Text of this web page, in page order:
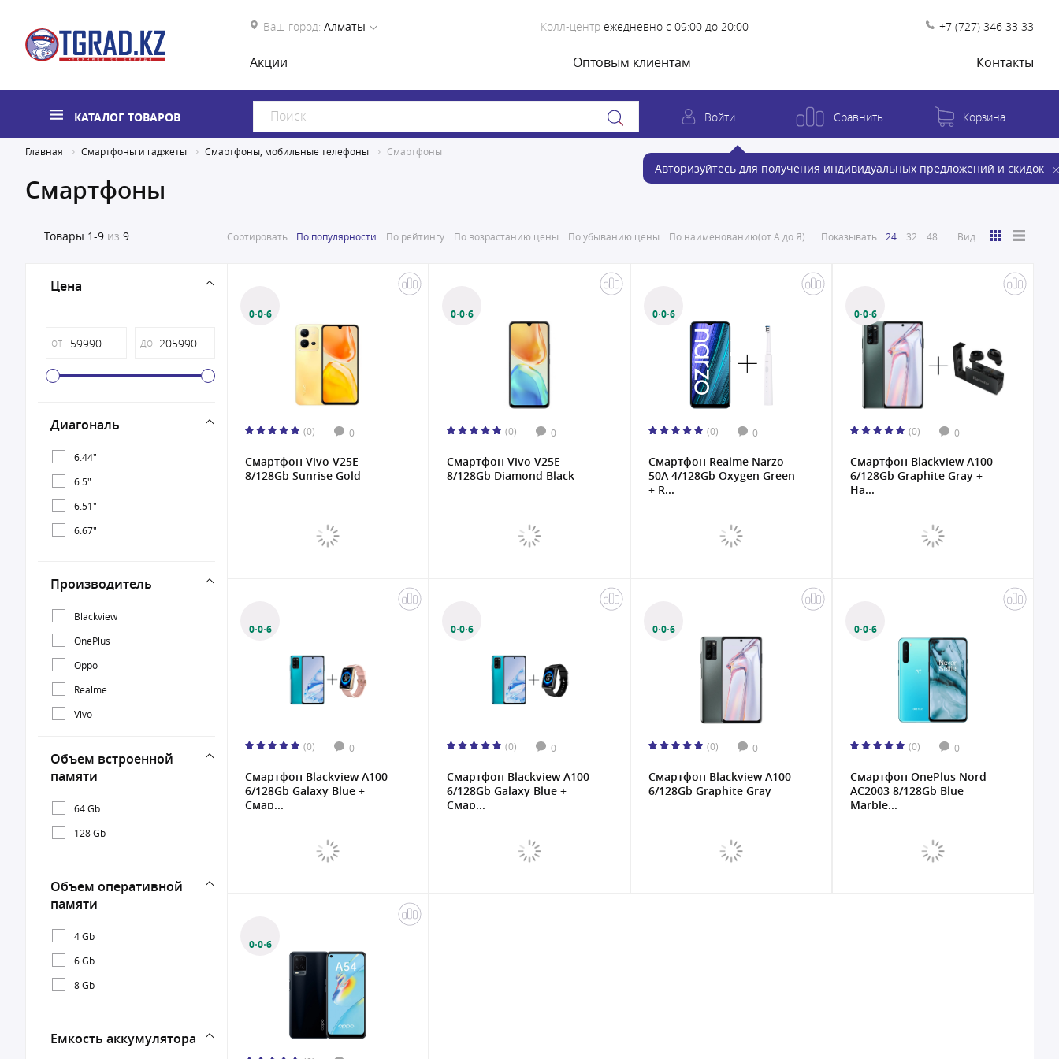
Ваш город: Алматы Колл-центр ежедневно с 09:00 до 20:00 +7 (727) 346 33 33
Акции Оптовым клиентам Контакты
КАТАЛОГ ТОВАРОВ Войти
Авторизуйтесь для получения индивидуальных предложений и скидок
Сравнить Корзина
Главная Смартфоны и гаджеты Смартфоны, мобильные телефоны Смартфоны
Смартфоны
Товары 1-9 из 9 Сортировать: По популярности По рейтингу По возрастанию цены По убыванию цены По наименованию(от А до Я) Показывать: 24 32 48 Вид:
Цена
от до
Диагональ
6.44"
6.5"
6.51"
6.67"
Производитель
Blackview
OnePlus
Oppo
Realme
Vivo
Объем встроенной
памяти
64 Gb
128 Gb
Объем оперативной
памяти
4 Gb
6 Gb
8 Gb
Емкость аккумулятора
0·0·6
(0) 0
Смартфон Vivo V25E
8/128Gb Sunrise Gold
0·0·6
(0) 0
Смартфон Vivo V25E
8/128Gb Diamond Black
0·0·6
(0) 0
Смартфон Realme Narzo
50A 4/128Gb Oxygen Green
+ R...
0·0·6
(0) 0
Смартфон Blackview A100
6/128Gb Graphite Gray +
На...
0·0·6
(0) 0
Смартфон Blackview A100
6/128Gb Galaxy Blue +
Смар...
0·0·6
(0) 0
Смартфон Blackview A100
6/128Gb Galaxy Blue +
Смар...
0·0·6
(0) 0
Смартфон Blackview A100
6/128Gb Graphite Gray
0·0·6
(0) 0
Смартфон OnePlus Nord
AC2003 8/128Gb Blue
Marble...
0·0·6